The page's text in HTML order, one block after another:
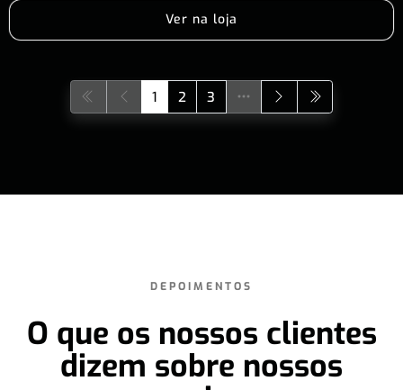
Ver na loja
1 2 3
DEPOIMENTOS
O que os nossos clientes
dizem sobre nossos